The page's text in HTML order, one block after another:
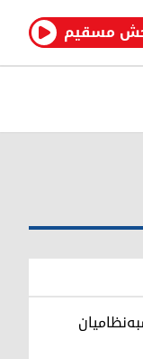
مسقیم